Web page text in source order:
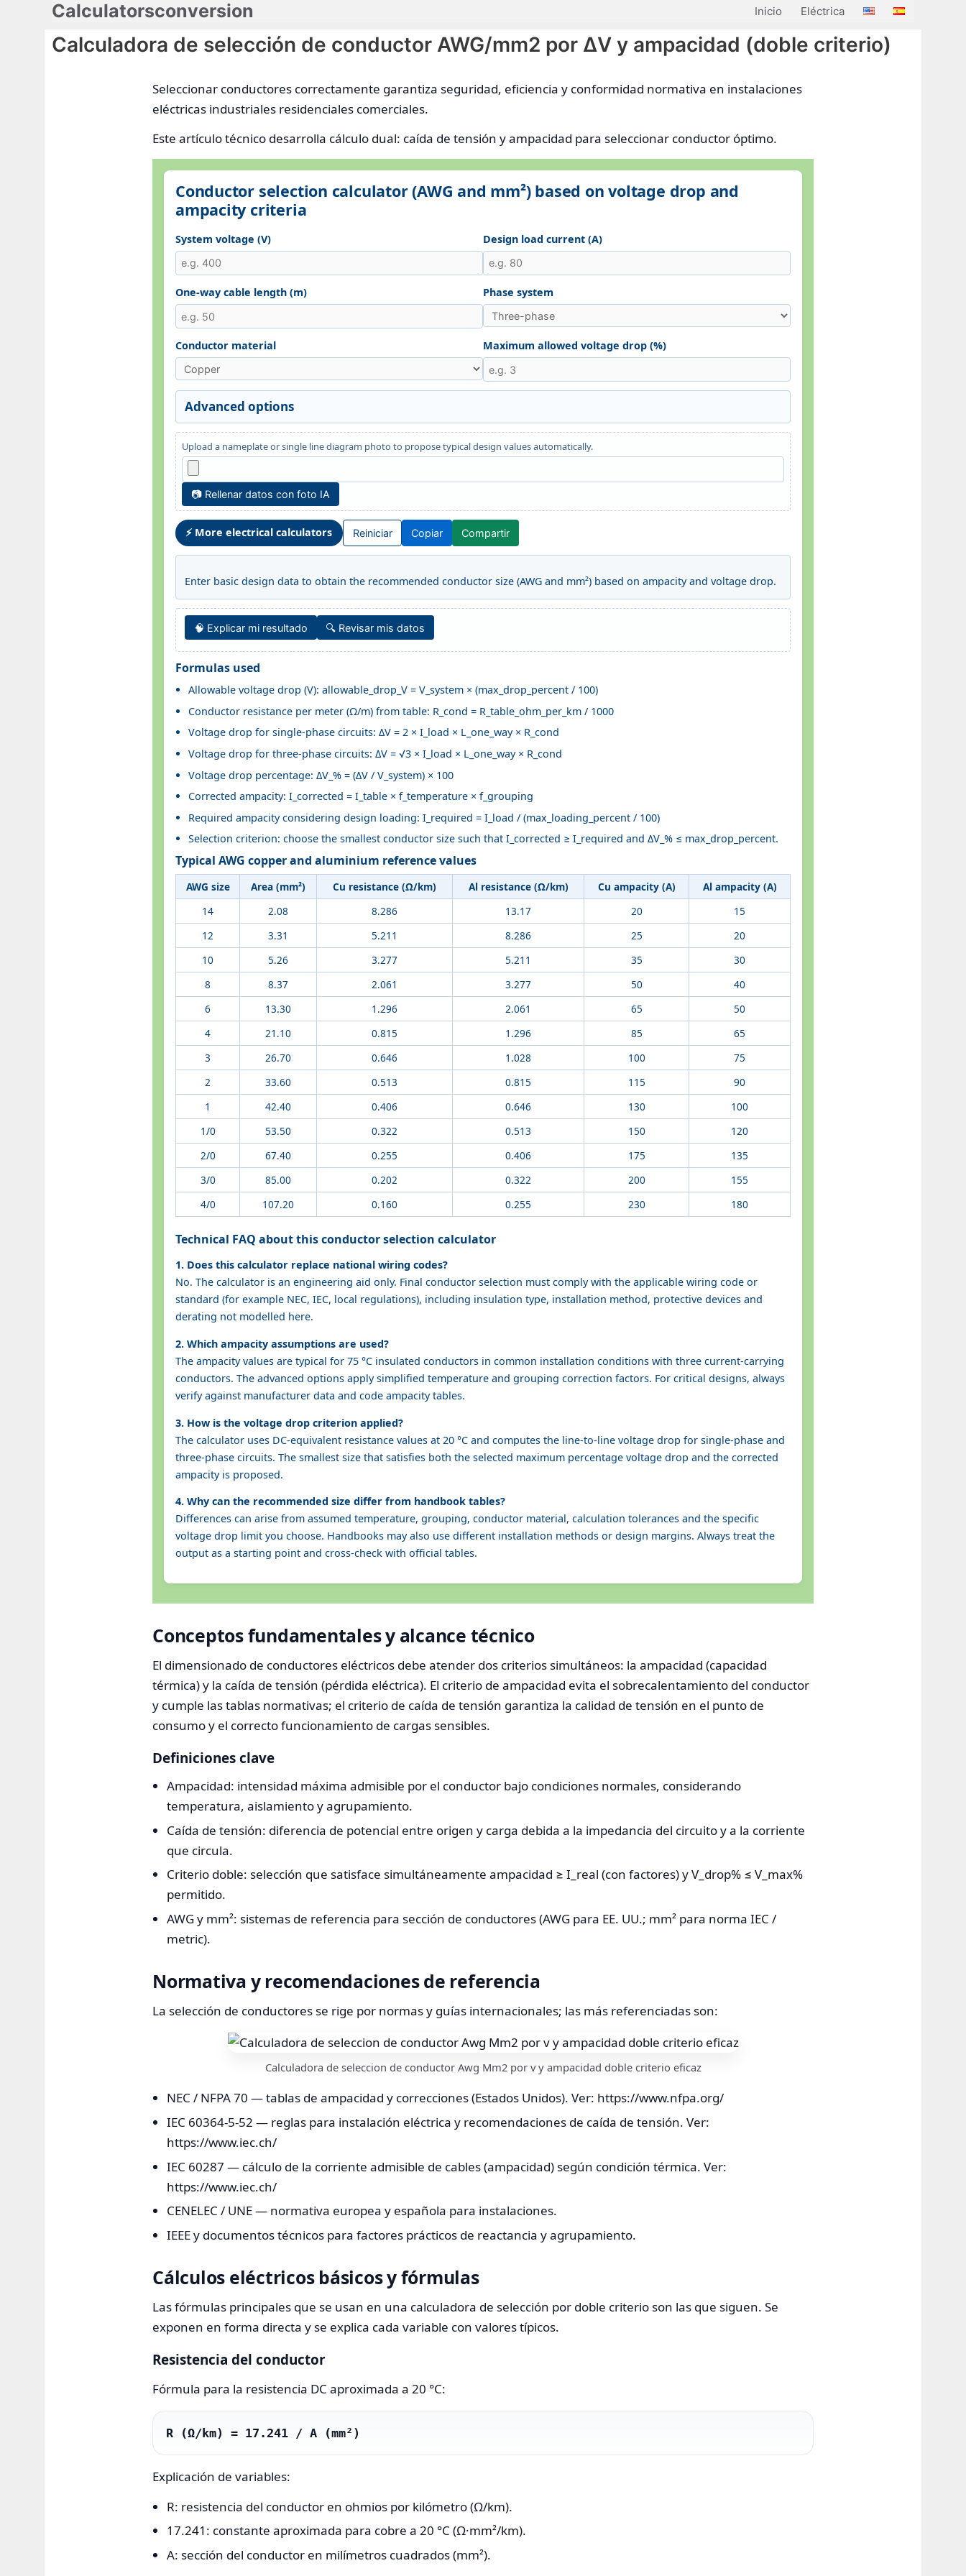
contenido
Calculatorsconversion Inicio Eléctrica
Calculadora de selección de conductor AWG/mm2 por ΔV y ampacidad (doble criterio)
Seleccionar conductores correctamente garantiza seguridad, eficiencia y conformidad normativa en instalaciones
eléctricas industriales residenciales comerciales.
Este artículo técnico desarrolla cálculo dual: caída de tensión y ampacidad para seleccionar conductor óptimo.
Conductor selection calculator (AWG and mm²) based on voltage drop and
ampacity criteria
System voltage (V) Design load current (A)
One-way cable length (m) Phase system
Conductor material Maximum allowed voltage drop (%)
Advanced options
Upload a nameplate or single line diagram photo to propose typical design values automatically.
📷 Rellenar datos con foto IA
⚡ More electrical calculators Reiniciar Copiar Compartir
Enter basic design data to obtain the recommended conductor size (AWG and mm²) based on ampacity and voltage drop.
🧠 Explicar mi resultado 🔍 Revisar mis datos
Formulas used
Allowable voltage drop (V): allowable_drop_V = V_system × (max_drop_percent / 100)
Conductor resistance per meter (Ω/m) from table: R_cond = R_table_ohm_per_km / 1000
Voltage drop for single-phase circuits: ΔV = 2 × I_load × L_one_way × R_cond
Voltage drop for three-phase circuits: ΔV = √3 × I_load × L_one_way × R_cond
Voltage drop percentage: ΔV_% = (ΔV / V_system) × 100
Corrected ampacity: I_corrected = I_table × f_temperature × f_grouping
Required ampacity considering design loading: I_required = I_load / (max_loading_percent / 100)
Selection criterion: choose the smallest conductor size such that I_corrected ≥ I_required and ΔV_% ≤ max_drop_percent.
Typical AWG copper and aluminium reference values
AWG size Area (mm²) Cu resistance (Ω/km) Al resistance (Ω/km) Cu ampacity (A)
Al ampacity (A)
14
2.08 8.286 13.17 20
15
12
3.31 5.211 8.286 25
20
10
5.26 3.277 5.211 35
30
8
8.37 2.061 3.277 50
40
6
13.30 1.296 2.061 65
50
4
21.10 0.815 1.296 85
65
3
26.70 0.646 1.028 100
75
2
33.60 0.513 0.815 115
90
1
42.40 0.406 0.646 130
100
1/0
53.50 0.322 0.513 150
120
2/0
67.40 0.255 0.406 175
135
3/0
85.00 0.202 0.322 200
155
4/0
107.20 0.160 0.255 230 180
Technical FAQ about this conductor selection calculator
1. Does this calculator replace national wiring codes?
No. The calculator is an engineering aid only. Final conductor selection must comply with the applicable wiring code or
standard (for example NEC, IEC, local regulations), including insulation type, installation method, protective devices and
derating not modelled here.
2. Which ampacity assumptions are used?
The ampacity values are typical for 75 °C insulated conductors in common installation conditions with three current-carrying
conductors. The advanced options apply simplified temperature and grouping correction factors. For critical designs, always
verify against manufacturer data and code ampacity tables.
3. How is the voltage drop criterion applied?
The calculator uses DC-equivalent resistance values at 20 °C and computes the line-to-line voltage drop for single-phase and
three-phase circuits. The smallest size that satisfies both the selected maximum percentage voltage drop and the corrected
ampacity is proposed.
4. Why can the recommended size differ from handbook tables?
Differences can arise from assumed temperature, grouping, conductor material, calculation tolerances and the specific
voltage drop limit you choose. Handbooks may also use different installation methods or design margins. Always treat the
output as a starting point and cross-check with official tables.
Conceptos fundamentales y alcance técnico
El dimensionado de conductores eléctricos debe atender dos criterios simultáneos: la ampacidad (capacidad
térmica) y la caída de tensión (pérdida eléctrica). El criterio de ampacidad evita el sobrecalentamiento del conductor
y cumple las tablas normativas; el criterio de caída de tensión garantiza la calidad de tensión en el punto de
consumo y el correcto funcionamiento de cargas sensibles.
Definiciones clave
Ampacidad: intensidad máxima admisible por el conductor bajo condiciones normales, considerando
temperatura, aislamiento y agrupamiento.
Caída de tensión: diferencia de potencial entre origen y carga debida a la impedancia del circuito y a la corriente
que circula.
Criterio doble: selección que satisface simultáneamente ampacidad ≥ I_real (con factores) y V_drop% ≤ V_max%
permitido.
AWG y mm²: sistemas de referencia para sección de conductores (AWG para EE. UU.; mm² para norma IEC /
metric).
Normativa y recomendaciones de referencia
La selección de conductores se rige por normas y guías internacionales; las más referenciadas son:
Calculadora de seleccion de conductor Awg Mm2 por v y ampacidad doble criterio eficaz
NEC / NFPA 70 — tablas de ampacidad y correcciones (Estados Unidos). Ver: https://www.nfpa.org/
IEC 60364-5-52 — reglas para instalación eléctrica y recomendaciones de caída de tensión. Ver:
https://www.iec.ch/
IEC 60287 — cálculo de la corriente admisible de cables (ampacidad) según condición térmica. Ver:
https://www.iec.ch/
CENELEC / UNE — normativa europea y española para instalaciones.
IEEE y documentos técnicos para factores prácticos de reactancia y agrupamiento.
Cálculos eléctricos básicos y fórmulas
Las fórmulas principales que se usan en una calculadora de selección por doble criterio son las que siguen. Se
exponen en forma directa y se explica cada variable con valores típicos.
Resistencia del conductor
Fórmula para la resistencia DC aproximada a 20 °C:
R (Ω/km) = 17.241 / A (mm²)
Explicación de variables:
R: resistencia del conductor en ohmios por kilómetro (Ω/km).
17.241: constante aproximada para cobre a 20 °C (Ω·mm²/km).
A: sección del conductor en milímetros cuadrados (mm²).